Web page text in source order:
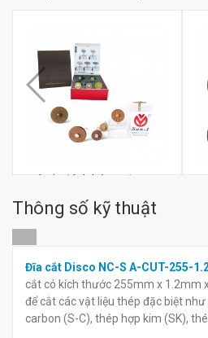
Đá cắt đánh bóng sứ
0 0đ
Thông số kỹ thuật
Đĩa cắt Disco NC-S A-CUT-255-
cắt có kích thước 255mm x 1.2mm
để cắt các vật liệu thép đặc biệt
carbon (S-C), thép hợp kim (SK),